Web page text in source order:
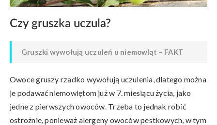
Czy gruszka uczula?
Gruszki wywołują uczuleń u niemowląt – FAKT
Owoce gruszy rzadko wywołują uczulenia, dlatego można
je podawać niemowlętom już w 7. miesiącu życia, jako
jedne z pierwszych owoców. Trzeba to jednak robić
ostrożnie, ponieważ alergeny owoców pestkowych, w tym